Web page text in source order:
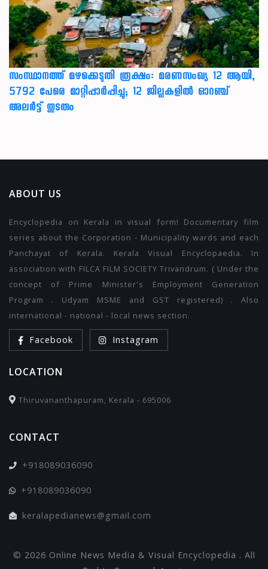
സംസ്ഥാനത്ത് മഴക്കെടുതി രൂക്ഷം: മരണസംഖ്യ 12 ആയി,
5792 പേരെ മാറ്റിപ്പാർപ്പിച്ചു; 12 ജില്ലകളിൽ ഓറഞ്ച്
അലർട്ട് തുടരും
ABOUT US
Encyclopedia on Kerala in visual form! Documentary film
series about the Corporation - Municipality wards and each
Panchayat of Kerala. Kerala Visual Encyclopaedia. In
association with FILCA FILM SOCIETY Trivandrum. ( Under the
concept of Prime Minister's Employment Generation
Program . Udyam MSME and GST registered) . Also
international - national - local news section.
Facebook Instagram
LOCATION
Thiruvananthapuram, Kerala - 695006
CONTACT
+918089036090
+918089036090
keralapedianews@gmail.com
© 2026 Online News Media & Visual Encyclopedia . All